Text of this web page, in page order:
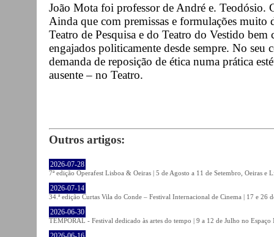
João Mota foi professor de André e. Teodósio.
Ainda que com premissas e formulações muito
Teatro de Pesquisa e do Teatro do Vestido
engajados politicamente desde sempre. No seu
demanda de reposição de ética numa prática
ausente – no Teatro.
Outros artigos:
2026-07-28
7ª edição Operafest Lisboa & Oeiras | 5 de Agosto a 11 de Setembro, Oeiras e
2026-07-14
34.ª edição Curtas Vila do Conde – Festival Internacional de Cinema | 17 e 26
2026-06-30
TEMPORAL - Festival dedicado às artes do tempo | 9 a 12 de Julho no